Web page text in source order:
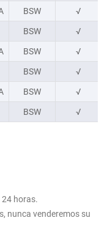
BSW
√
BSW
√
BSW
√
BSW
√
BSW
√
BSW √
horas.
nunca venderemos su